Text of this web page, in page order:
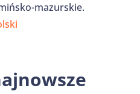
mazurskie.